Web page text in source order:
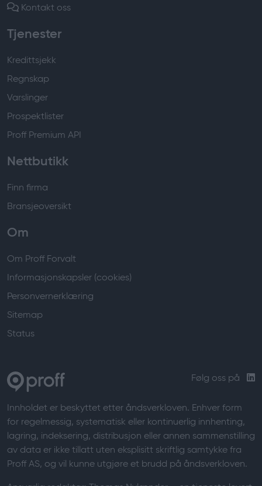
Kontakt oss
Tjenester
Kredittsjekk
Regnskap
Varslinger
Prospektlister
Proff Premium API
Nettbutikk
Finn firma
Bransjeoversikt
Om
Om Proff Forvalt
Informasjonskapsler (cookies)
Personvernerklæring
Sitemap
Status
Følg oss på
Innholdet er beskyttet etter åndsverkloven. Enhver form
for regelmessig, systematisk eller kontinuerlig innhenting,
lagring, indeksering, distribusjon eller annen sammenstilling
av data er ikke tillatt uten eksplisitt skriftlig samtykke fra
Proff AS, og vil kunne utgjøre et brudd på åndsverkloven.